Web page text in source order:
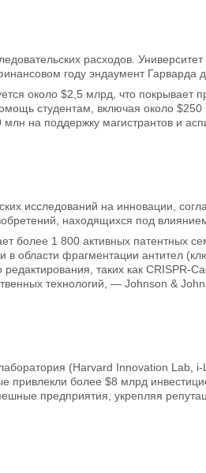
расходов.
году эндаумент Гарварда
около $2,5 млрд, что
студентам, включая около $250
на поддержку магистрантов и
исследований на инновации,
находящихся под
более 1 800 активных патентных
области фрагментации антител
таких как CRISPR-
технологий, — Johnson &
(Harvard Innovation Lab,
привлекли более $8 млрд
предприятия, укрепляя